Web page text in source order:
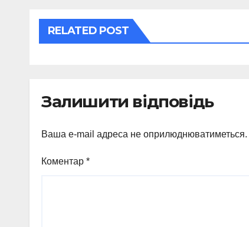
RELATED POST
Залишити відповідь
Ваша e-mail адреса не оприлюднюватиметься.
Коментар *